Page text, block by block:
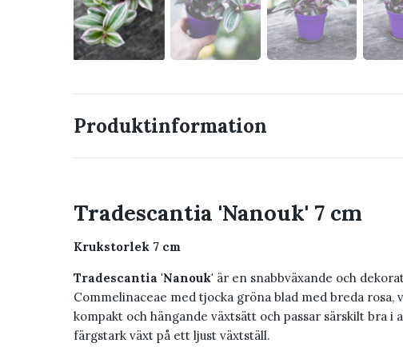
Produktinformation
Tradescantia 'Nanouk' 7 cm
Krukstorlek 7 cm
Tradescantia 'Nanouk' är en snabbväxande och
Commelinaceae med tjocka gröna blad med breda
kompakt och hängande växtsätt och passar särskilt bra i
färgstark växt på ett ljust växtställ.